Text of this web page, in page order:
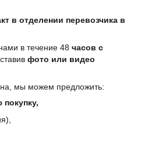
в отделении перевозчика в
в течение 48 часов с
фото или видео
мы можем предложить: